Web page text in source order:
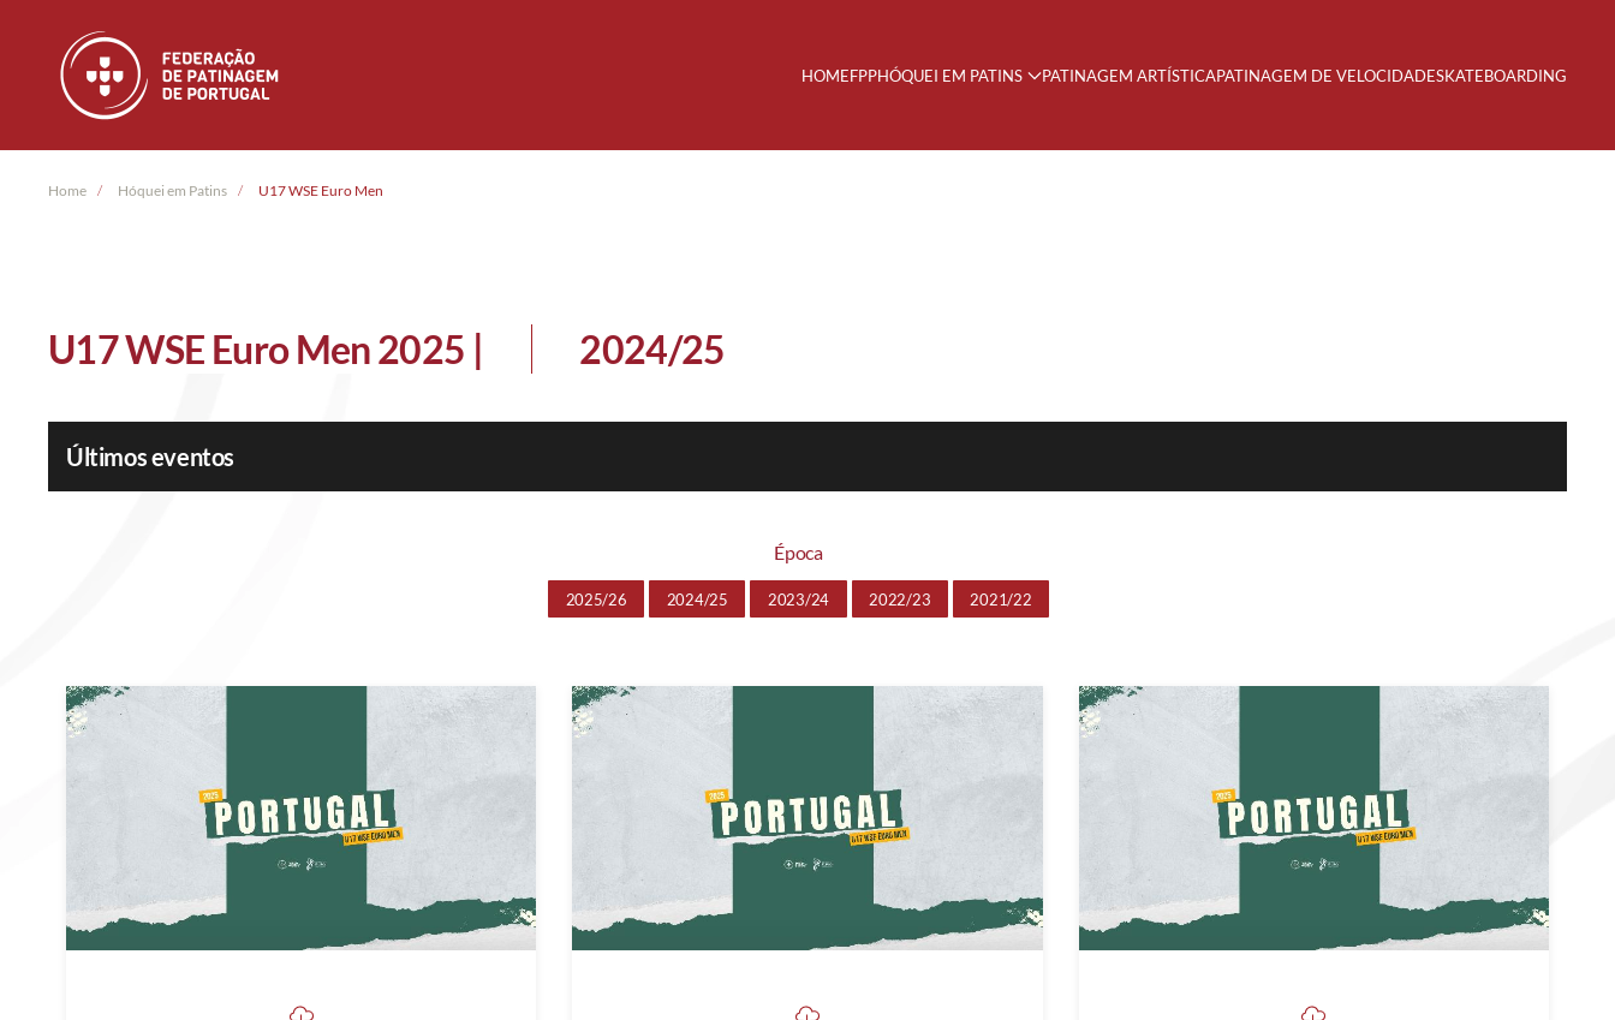
Skip to main content HOMEFPPHÓQUEI EM PATINS PATINAGEM ARTÍSTICAPATINAGEM DE VELOCIDADESKATEBOARDING
Home Hóquei em Patins U17 WSE Euro Men
U17 WSE Euro Men 2025 | 2024/25
Últimos eventos
Época
2025/26 2024/25 2023/24 2022/23 2021/22